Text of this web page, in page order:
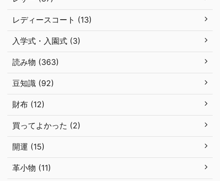
レディースコート (13)
入学式・入園式 (3)
読み物 (363)
豆知識 (92)
財布 (12)
買ってよかった (2)
開運 (15)
革小物 (11)